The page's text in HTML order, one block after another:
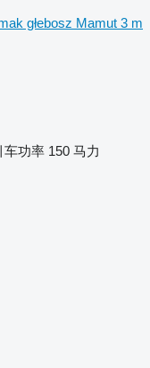
głebosz Mamut 3 m
车功率 150 马力